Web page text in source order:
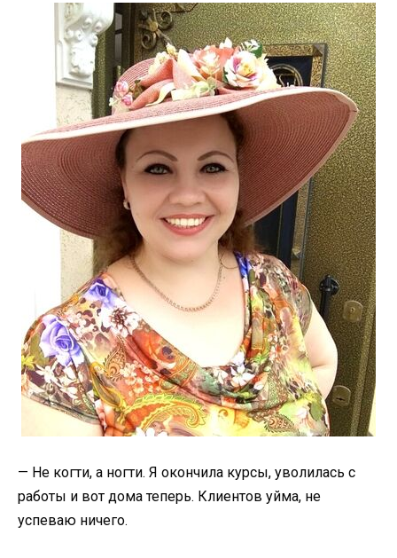
— Не когти, а ногти. Я окончила курсы, уволилась с
работы и вот дома теперь. Клиентов уйма, не
успеваю ничего.